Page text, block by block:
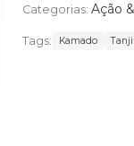
Categorias: Ação
Tags: Kamado